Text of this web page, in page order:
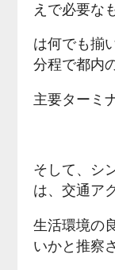
えで必要な
は何でも揃
分程で都内
主要ターミ
そして、シ
は、交通ア
生活環境の
いかと推察